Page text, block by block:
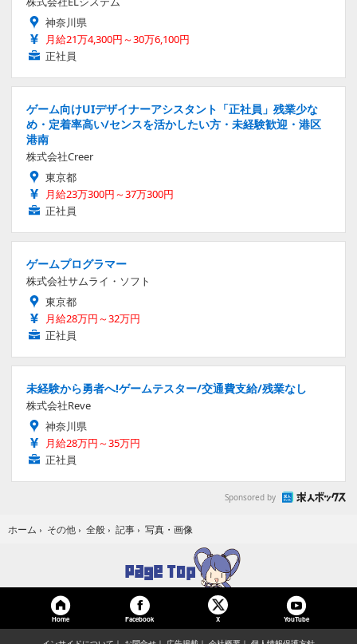
神奈川県
月給21万4,300円～30万6,100円
正社員
ゲーム向けUIデザイナーアシスタント「正社員」残業少な
め・定着率高い/センスを活かしたい方・未経験歓迎・港区
港南
株式会社Creer
東京都
月給23万300円～37万300円
正社員
ゲームプログラマー
株式会社サムライ・ソフト
東京都
月給28万円～32万円
正社員
未経験から勇者へ!ゲームテスター/交通費支給/残業なし
株式会社Reve
神奈川県
月給28万円～35万円
正社員
Sponsored by
ホーム › その他 › 全般 › 記事 › 写真・画像
Home Facebook X YouTube